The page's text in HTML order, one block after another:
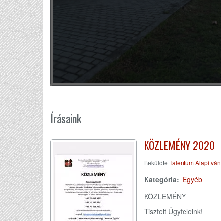
Írásaink
KÖZLEMÉNY 2020
Beküldte Talentum
Kategória
Egyéb
KÖZLEMÉNY
Tisztelt Ügyfeleink!